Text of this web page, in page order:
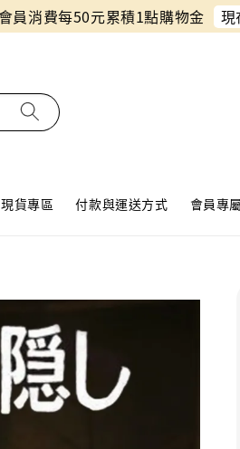
同月份預購單免費合併！只需付一
現貨專區 付款與運送方式 會員專